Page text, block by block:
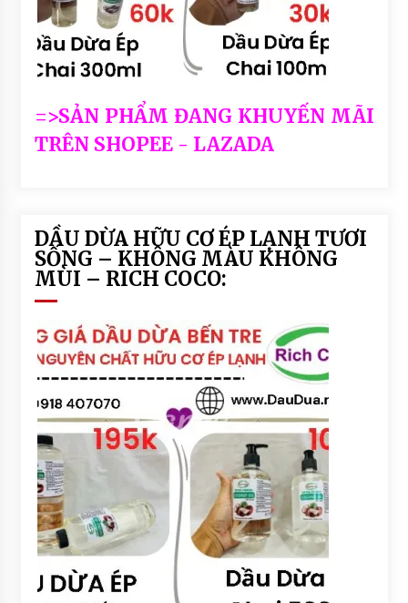
=>SẢN PHẨM ĐANG KHUYẾN MÃI
TRÊN SHOPEE - LAZADA
DẦU DỪA HỮU CƠ ÉP LẠNH TƯƠI
SỐNG – KHÔNG MÀU KHÔNG
MÙI – RICH COCO: